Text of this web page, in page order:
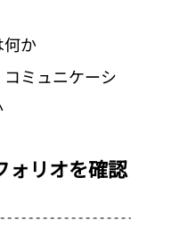
か
ミュニケーシ
ォリオを確認